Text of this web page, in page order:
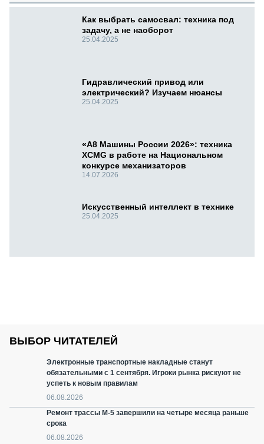
Как выбрать самосвал: техника под
задачу, а не наоборот
25.04.2025
Гидравлический привод или
электрический? Изучаем нюансы
25.04.2025
«А8 Машины России 2026»: техника
XCMG в работе на Национальном
конкурсе механизаторов
14.07.2026
Искусственный интеллект в технике
25.04.2025
ВЫБОР ЧИТАТЕЛЕЙ
Электронные транспортные накладные станут
обязательными с 1 сентября. Игроки рынка рискуют не
успеть к новым правилам
06.08.2026
Ремонт трассы М-5 завершили на четыре месяца раньше
срока
06.08.2026